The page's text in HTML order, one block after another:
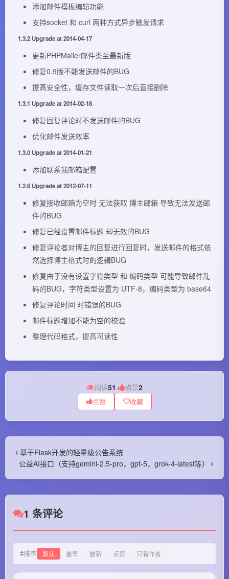
添加邮件模板编辑功能
支持socket 和 curl 两种方式异步触发请求
1.3.2 Upgrade at 2014-04-17
更新PHPMailer邮件类至最新版
修复0.9版不能发送邮件的BUG
提高安全性，缓存文件读取一次后直接删除
1.3.1 Upgrade at 2014-02-18
修复回复评论时不发送邮件的BUG
优化邮件发送效率
1.3.0 Upgrade at 2014-01-21
添加联系我邮箱配置
1.2.6 Upgrade at 2012-07-11
修复接收邮箱为空时 无法获取 博主邮箱 导致无法发送邮
件的BUG
修复已经设置邮件标题 却无效的BUG
修复评论者对博主的回复进行回复时，发送邮件的格式依
然选择博主格式时的逻辑BUG
修复由于没有设置字符类型 和 编码类型 可能导致邮件乱
码的BUG，字符类型设置为 UTF-8，编码类型为 base64
修复评论时间 时错误的BUG
邮件标题增加不能为空的校验
整理代码格式，提高可读性
阅读51 点赞2
点赞 收藏
基于Flask开发的轻量级公告系统
公益AI接口（支持gemini-2.5-pro，gpt-5，grok-4-latest等）
1 条评论
排序 默认 最早 最新 点赞 只看作者